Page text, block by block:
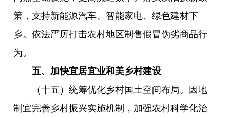
策，支持新能源汽车、智能家电、绿色建材下
乡。依法严厉打击农村地区制售假冒伪劣商品行
为。
五、加快宜居宜业和美乡村建设
（十五）统筹优化乡村国土空间布局。因地
制宜完善乡村振兴实施机制，加强农村科学化治